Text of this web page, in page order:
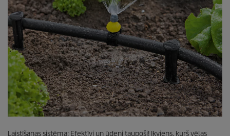
Laistīšanas sistēma: Efektīvi un ūdeni taupoši! Ikviens, kurš vēlas